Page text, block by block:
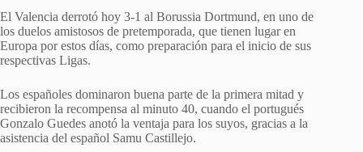
El Valencia derrotó hoy 3-1 al Borussia Dortmund, en uno de
los duelos amistosos de pretemporada, que tienen lugar en
Europa por estos días, como preparación para el inicio de sus
respectivas Ligas.
Los españoles dominaron buena parte de la primera mitad y
recibieron la recompensa al minuto 40, cuando el portugués
Gonzalo Guedes anotó la ventaja para los suyos, gracias a la
asistencia del español Samu Castillejo.